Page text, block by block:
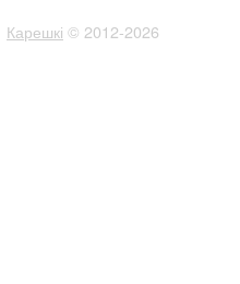
Карешкі © 2012-2026